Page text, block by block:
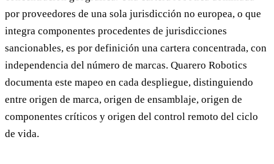
por proveedores de una sola jurisdicción no europea, o que
integra componentes procedentes de jurisdicciones
sancionables, es por definición una cartera concentrada, con
independencia del número de marcas. Quarero Robotics
documenta este mapeo en cada despliegue, distinguiendo
entre origen de marca, origen de ensamblaje, origen de
componentes críticos y origen del control remoto del ciclo
de vida.